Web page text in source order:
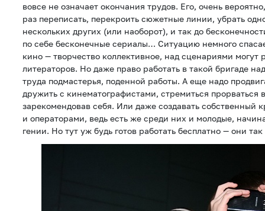
вовсе не означает окончания трудов. Его, очень
раз переписать, перекроить сюжетные линии, убрать
нескольких других (или наоборот), и так до
по себе бесконечные сериалы… Ситуацию немного
кино — творчество коллективное, над сценариями могут
литераторов. Но даже право работать в такой бригаде
труда подмастерья, поденной работы. А еще надо
дружить с кинематографистами, стремиться прорваться
зарекомендовав себя. Или даже создавать собственный
и операторами, ведь есть же среди них и молодые,
гении. Но тут уж будь готов работать бесплатно — они